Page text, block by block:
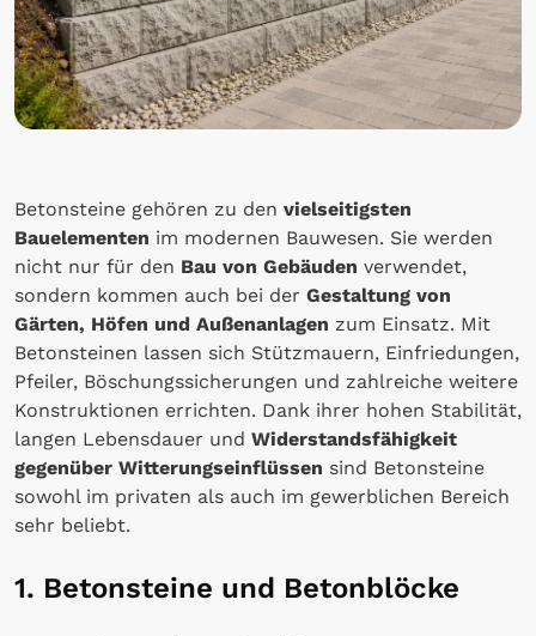
Betonsteine gehören zu den vielseitigsten
Bauelementen im modernen Bauwesen. Sie werden
nicht nur für den Bau von Gebäuden verwendet,
sondern kommen auch bei der Gestaltung von
Gärten, Höfen und Außenanlagen zum Einsatz. Mit
Betonsteinen lassen sich Stützmauern, Einfriedungen,
Pfeiler, Böschungssicherungen und zahlreiche weitere
Konstruktionen errichten. Dank ihrer hohen Stabilität,
langen Lebensdauer und Widerstandsfähigkeit
gegenüber Witterungseinflüssen sind Betonsteine
sowohl im privaten als auch im gewerblichen Bereich
sehr beliebt.
1. Betonsteine und Betonblöcke